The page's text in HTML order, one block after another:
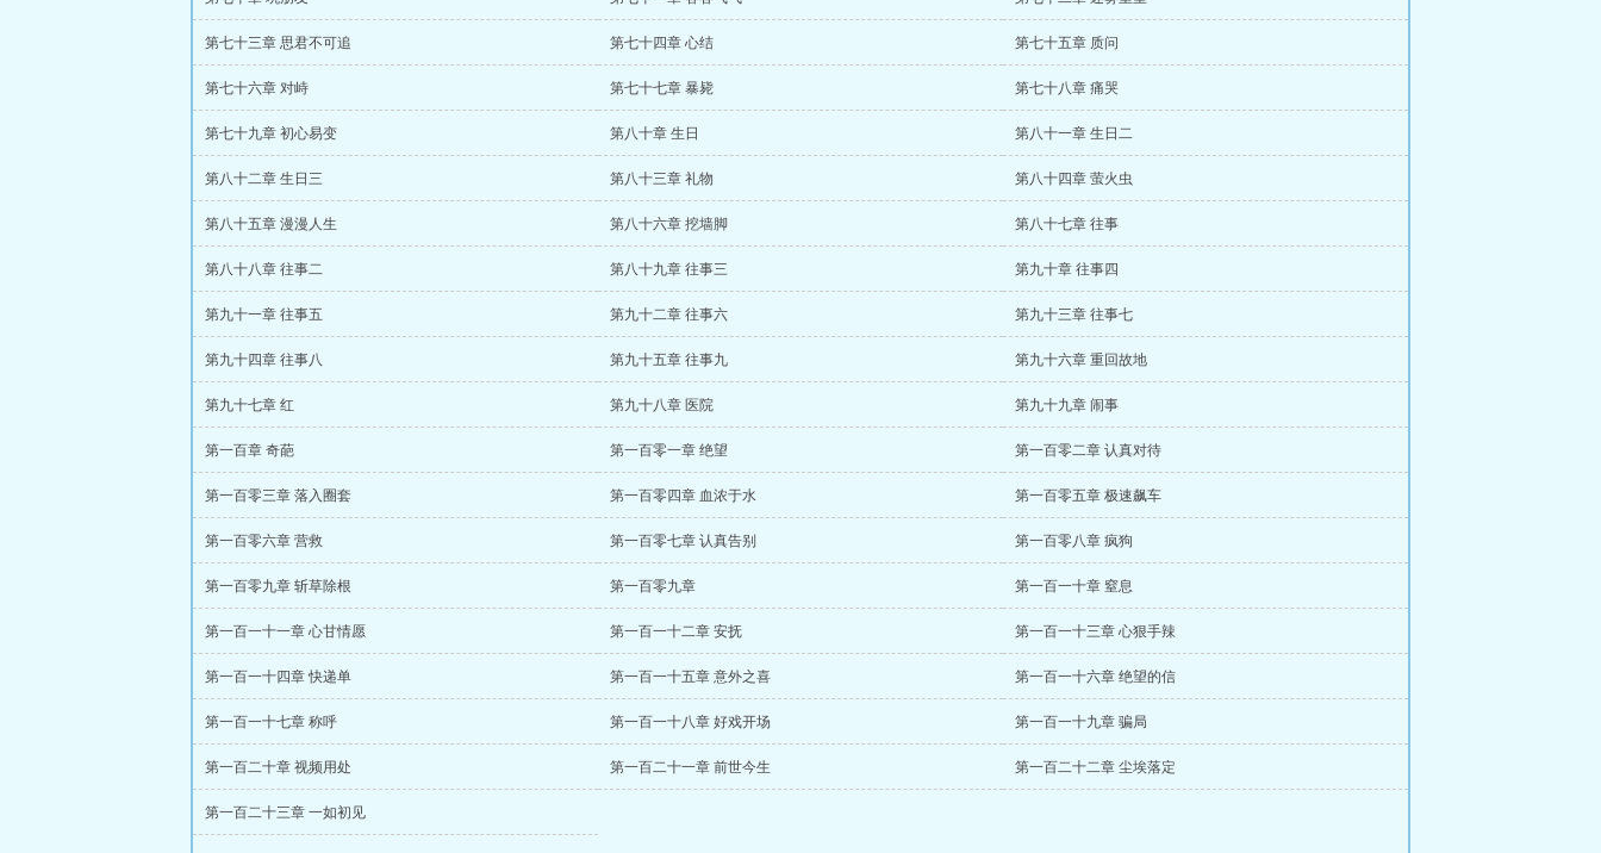
第七十三章 思君不可追 第七十四章 心结 第七十五章 质问
第七十六章 对峙 第七十七章 暴毙 第七十八章 痛哭
第七十九章 初心易变 第八十章 生日 第八十一章 生日二
第八十二章 生日三 第八十三章 礼物 第八十四章 萤火虫
第八十五章 漫漫人生 第八十六章 挖墙脚 第八十七章 往事
第八十八章 往事二 第八十九章 往事三 第九十章 往事四
第九十一章 往事五 第九十二章 往事六 第九十三章 往事七
第九十四章 往事八 第九十五章 往事九 第九十六章 重回故地
第九十七章 红 第九十八章 医院 第九十九章 闹事
第一百章 奇葩 第一百零一章 绝望 第一百零二章 认真对待
第一百零三章 落入圈套 第一百零四章 血浓于水 第一百零五章 极速飙车
第一百零六章 营救 第一百零七章 认真告别 第一百零八章 疯狗
第一百零九章 斩草除根 第一百零九章 第一百一十章 窒息
第一百一十一章 心甘情愿 第一百一十二章 安抚 第一百一十三章 心狠手辣
第一百一十四章 快递单 第一百一十五章 意外之喜 第一百一十六章 绝望的信
第一百一十七章 称呼 第一百一十八章 好戏开场 第一百一十九章 骗局
第一百二十章 视频用处 第一百二十一章 前世今生 第一百二十二章 尘埃落定
第一百二十三章 一如初见